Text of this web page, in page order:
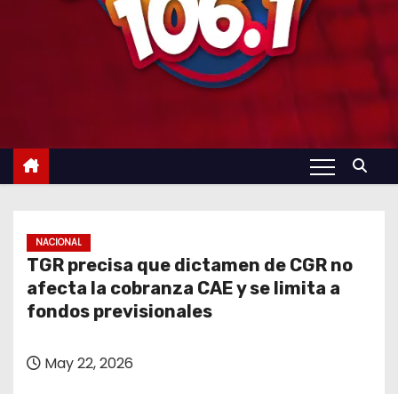
NACIONAL
TGR precisa que dictamen de CGR no
afecta la cobranza CAE y se limita a
fondos previsionales
May 22, 2026